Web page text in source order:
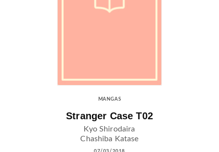
MANGAS
Stranger Case T02
Kyo Shirodaira
Chashiba Katase